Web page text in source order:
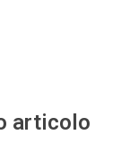
articolo